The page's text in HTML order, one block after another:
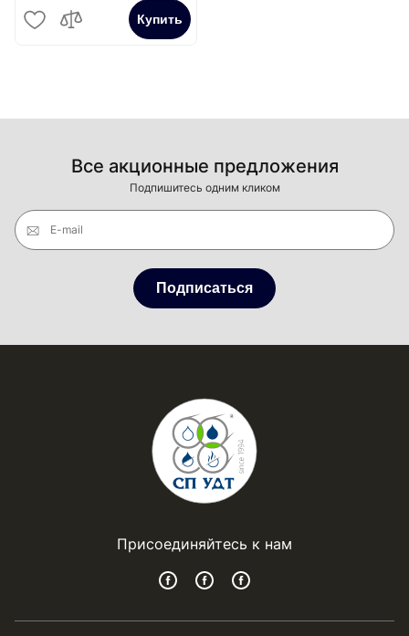
Купить
Все акционные предложения
Подпишитесь одним кликом
E-mail
Подписаться
Присоединяйтесь к нам